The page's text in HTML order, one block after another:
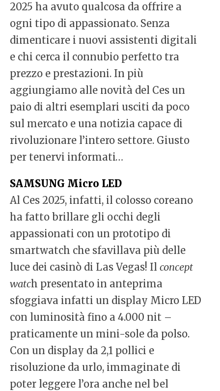
2025 ha avuto qualcosa da offrire a
ogni tipo di appassionato. Senza
dimenticare i nuovi assistenti digitali
e chi cerca il connubio perfetto tra
prezzo e prestazioni. In più
aggiungiamo alle novità del Ces un
paio di altri esemplari usciti da poco
sul mercato e una notizia capace di
rivoluzionare l’intero settore. Giusto
per tenervi informati…
SAMSUNG Micro LED
Al Ces 2025, infatti, il colosso coreano
ha fatto brillare gli occhi degli
appassionati con un prototipo di
smartwatch che sfavillava più delle
luce dei casinò di Las Vegas! Il concept
watch presentato in anteprima
sfoggiava infatti un display Micro LED
con luminosità fino a 4.000 nit –
praticamente un mini-sole da polso.
Con un display da 2,1 pollici e
risoluzione da urlo, immaginate di
poter leggere l’ora anche nel bel